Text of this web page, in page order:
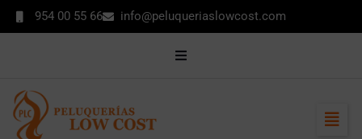
contenido
954 00 55 66 info@peluqueriaslowcost.com
CONTACTO